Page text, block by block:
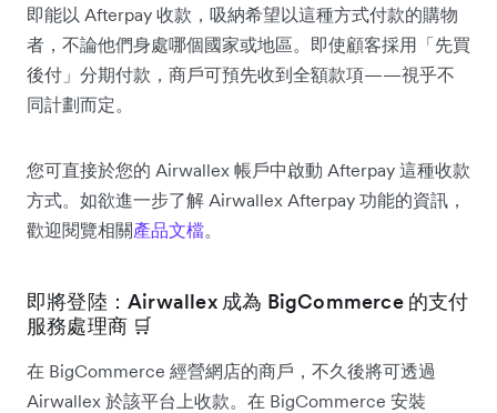
即能以 Afterpay 收款，吸納希望以這種方式付款的購物
者，不論他們身處哪個國家或地區。即使顧客採用「先買
後付」分期付款，商戶可預先收到全額款項——視乎不
同計劃而定。
您可直接於您的 Airwallex 帳戶中啟動 Afterpay 這種收款
方式。如欲進一步了解 Airwallex Afterpay 功能的資訊，
歡迎閱覽相關產品文檔。
即將登陸：Airwallex 成為 BigCommerce 的支付
服務處理商 🛒
在 BigCommerce 經營網店的商戶，不久後將可透過
Airwallex 於該平台上收款。在 BigCommerce 安裝